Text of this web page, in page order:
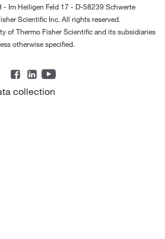
- Im Heiligen Feld 17 - D-58239 Schwerte
Scientific Inc. All rights reserved.
of Thermo Fisher Scientific and its subsidiaries
otherwise specified.